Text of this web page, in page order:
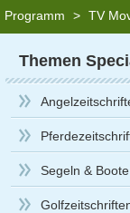
Programm > TV
Themen
Segeln & Boote